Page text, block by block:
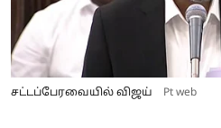
சட்டப்பேரவையில் விஜய் Pt web